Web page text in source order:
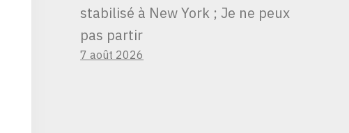
stabilisé à New York ; Je ne peux
pas partir
7 août 2026